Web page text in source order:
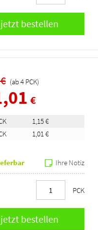
(ab4 PCK)
€
1,15 €
1,01 €
Ihre Notiz
PCK